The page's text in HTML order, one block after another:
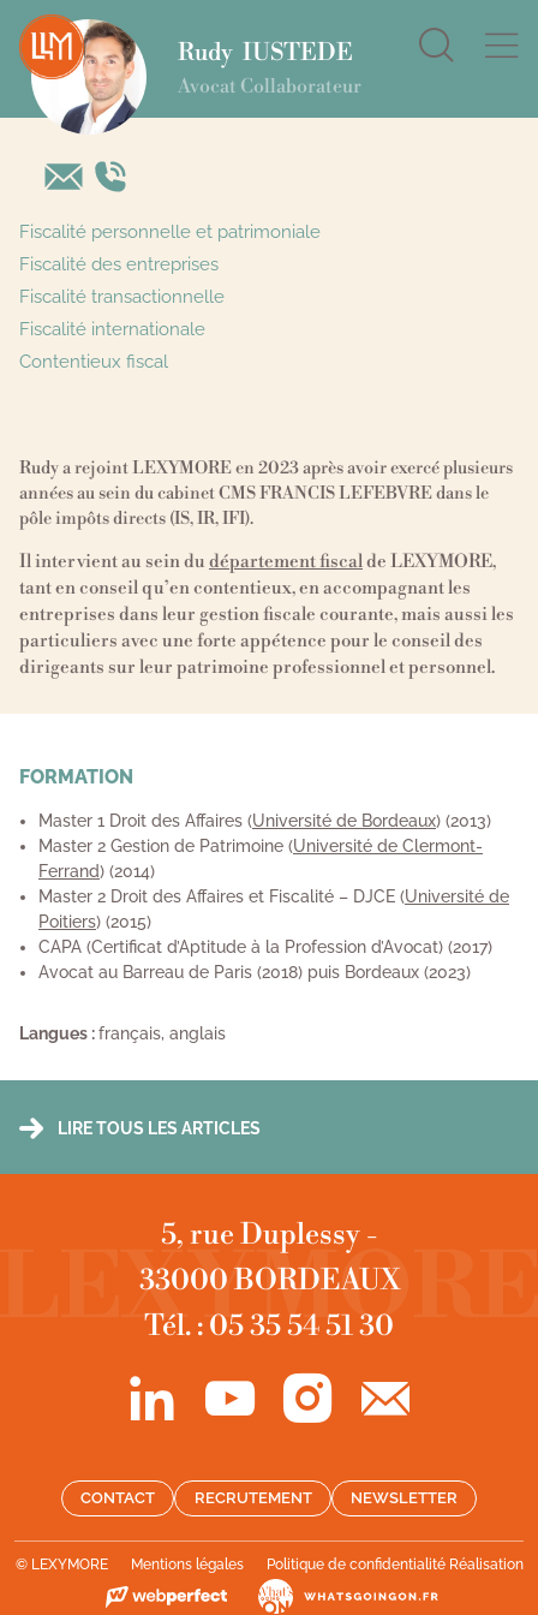
Search
for:
Rudy IUSTEDE
Avocat Collaborateur
Fiscalité personnelle et patrimoniale
Fiscalité des entreprises
Fiscalité transactionnelle
Fiscalité internationale
Contentieux fiscal
Rudy a rejoint LEXYMORE en 2023 après avoir exercé plusieurs
années au sein du cabinet CMS FRANCIS LEFEBVRE dans le
pôle impôts directs (IS, IR, IFI).
Il intervient au sein du département fiscalde LEXYMORE,
tant en conseil qu’en contentieux, en accompagnant les
entreprises dans leur gestion fiscale courante, mais aussi les
particuliers avec une forte appétence pour le conseil des
dirigeants sur leur patrimoine professionnel et personnel.
FORMATION
Master 1 Droit des Affaires (Université de Bordeaux) (2013)
Master 2 Gestion de Patrimoine (Université de Clermont-
Ferrand) (2014)
Master 2 Droit des Affaires et Fiscalité – DJCE (Université de
Poitiers) (2015)
CAPA (Certificat d’Aptitude à la Profession d’Avocat) (2017)
Avocat au Barreau de Paris (2018) puis Bordeaux (2023)
Langues :français, anglais
LIRE TOUS LES ARTICLES
5, rue Duplessy -
33000 BORDEAUX
Tél. : 05 35 54 51 30
CONTACT RECRUTEMENT NEWSLETTER
© LEXYMORE Mentions légales Politique de confidentialité Réalisation